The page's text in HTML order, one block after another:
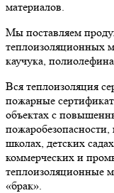
материалов.
Мы поставляем
теплоизоляционных
каучука,
Вся теплоизоляция
пожарные
объектах с
школах, детских
коммерческих и
теплоизоляционные
«брак».